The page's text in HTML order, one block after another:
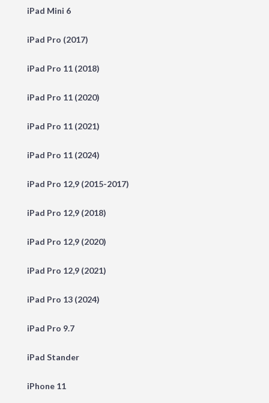
iPad Mini 6
iPad Pro (2017)
iPad Pro 11 (2018)
iPad Pro 11 (2020)
iPad Pro 11 (2021)
iPad Pro 11 (2024)
iPad Pro 12,9 (2015-2017)
iPad Pro 12,9 (2018)
iPad Pro 12,9 (2020)
iPad Pro 12,9 (2021)
iPad Pro 13 (2024)
iPad Pro 9.7
iPad Stander
iPhone 11